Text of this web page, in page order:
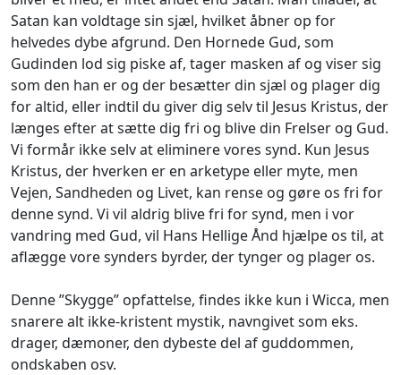
Satan kan voldtage sin sjæl, hvilket åbner op for
helvedes dybe afgrund. Den Hornede Gud, som
Gudinden lod sig piske af, tager masken af og viser sig
som den han er og der besætter din sjæl og plager dig
for altid, eller indtil du giver dig selv til Jesus Kristus, der
længes efter at sætte dig fri og blive din Frelser og Gud.
Vi formår ikke selv at eliminere vores synd. Kun Jesus
Kristus, der hverken er en arketype eller myte, men
Vejen, Sandheden og Livet, kan rense og gøre os fri for
denne synd. Vi vil aldrig blive fri for synd, men i vor
vandring med Gud, vil Hans Hellige Ånd hjælpe os til, at
aflægge vore synders byrder, der tynger og plager os.
Denne ”Skygge” opfattelse, findes ikke kun i Wicca, men
snarere alt ikke-kristent mystik, navngivet som eks.
drager, dæmoner, den dybeste del af guddommen,
ondskaben osv.